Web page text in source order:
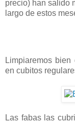
precio) han salido
largo de estos
Limpiaremos
en cubitos
Las fabas las